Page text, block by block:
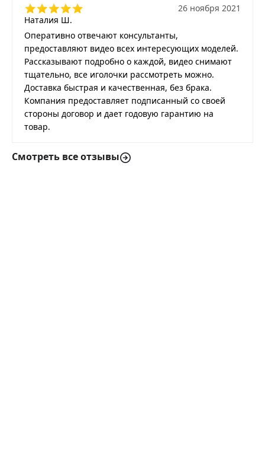
Наталия Ш.
26 ноября 2021
Оперативно отвечают консультанты,
предоставляют видео всех интересующих моделей.
Рассказывают подробно о каждой, видео снимают
тщательно, все иголочки рассмотреть можно.
Доставка быстрая и качественная, без брака.
Компания предоставляет подписанный со своей
стороны договор и дает годовую гарантию на
товар.
Смотреть все отзывы